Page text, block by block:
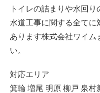
トイレの詰まりや水回
水道工事に関する全てに
あります株式会社ワイム
い。
対応エリア
箕輪 増尾 明原 柳戸 泉